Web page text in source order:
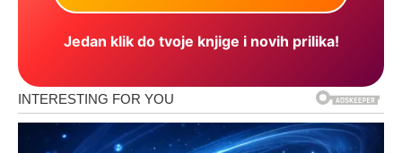
Jedan klik do tvoje knjige i novih prilika!